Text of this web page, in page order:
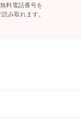
料電話番号を
み取れます。